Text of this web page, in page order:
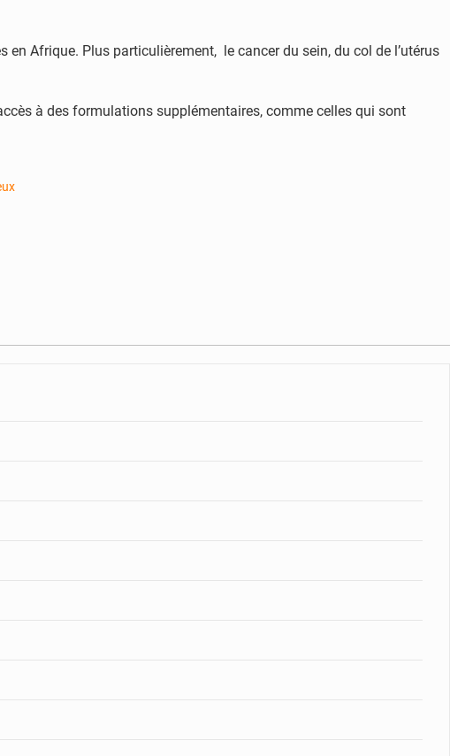
Afrique. Plus particulièrement, le cancer du sein, du col de l’utérus
à des formulations supplémentaires, comme celles qui sont